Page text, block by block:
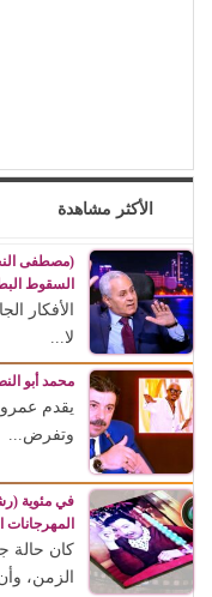
الأكثر مشاهدة
(مصطفى
السقوط
الأفكار
لا...
محمد أبو
يقدم عمرو
وتفرض...
في مئوية
المهرجانات
كان حالة
الزمن،